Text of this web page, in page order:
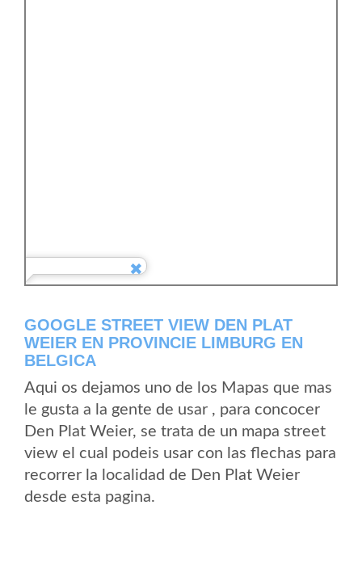
GOOGLE STREET VIEW DEN PLAT
WEIER EN PROVINCIE LIMBURG EN
BELGICA
Aqui os dejamos uno de los Mapas que mas
le gusta a la gente de usar , para concocer
Den Plat Weier, se trata de un mapa street
view el cual podeis usar con las flechas para
recorrer la localidad de Den Plat Weier
desde esta pagina.